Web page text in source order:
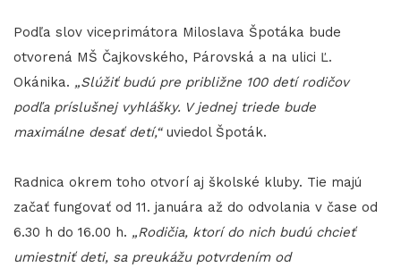
Podľa slov viceprimátora Miloslava Špotáka bude
otvorená MŠ Čajkovského, Párovská a na ulici Ľ.
Okánika. „Slúžiť budú pre približne 100 detí rodičov
podľa príslušnej vyhlášky. V jednej triede bude
maximálne desať detí,“uviedol Špoták.
Radnica okrem toho otvorí aj školské kluby. Tie majú
začať fungovať od 11. januára až do odvolania v čase od
6.30 h do 16.00 h. „Rodičia, ktorí do nich budú chcieť
umiestniť deti, sa preukážu potvrdením od